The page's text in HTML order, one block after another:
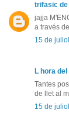
trifasic de
jajja
a través
15 de
L hora
Tantes
de llet al
15 de